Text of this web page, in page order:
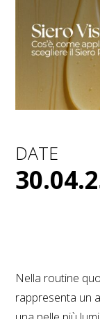
DATE
Nella routine
rappresenta un